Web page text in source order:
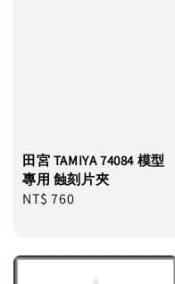
田宮 TAMIYA 74084 模型
專用 蝕刻片夾
Regular
NT$ 760